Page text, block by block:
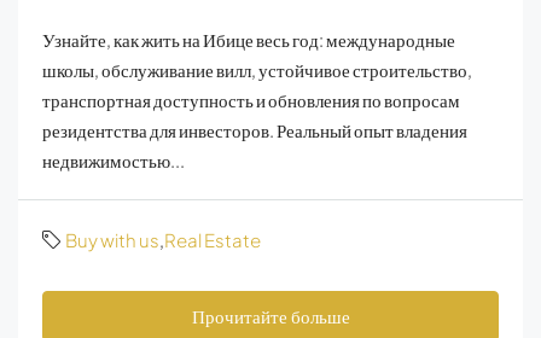
Узнайте, как жить на Ибице весь год: международные
школы, обслуживание вилл, устойчивое строительство,
транспортная доступность и обновления по вопросам
резидентства для инвесторов. Реальный опыт владения
недвижимостью...
Buy with us Real Estate
Прочитайте больше